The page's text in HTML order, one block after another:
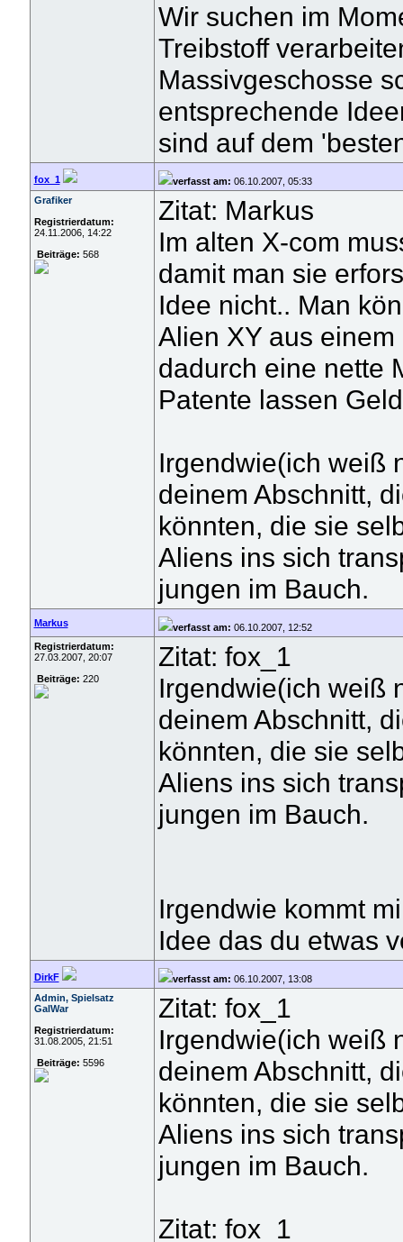
Wir suchen im
Treibstoff
Massivgeschosse
entsprechende
sind auf dem
fox_1 verfasst am: 06.10.2007, 05:33
Grafiker
Registrierdatum:
24.11.2006, 14:22
Beiträge: 568
Zitat: Markus
Im alten X-com
damit man sie
Idee nicht.. Man
Alien XY aus
dadurch eine nette
Patente lassen
Irgendwie(ich weiß
deinem Abschnitt,
könnten, die sie
Aliens ins sich
jungen im Bauch.
Markus verfasst am: 06.10.2007, 12:52
Registrierdatum:
27.03.2007, 20:07
Beiträge: 220
Zitat: fox_1
Irgendwie(ich weiß
deinem Abschnitt,
könnten, die sie
Aliens ins sich
jungen im Bauch.
Irgendwie kommt
Idee das du etwas
DirkF verfasst am: 06.10.2007, 13:08
Admin, Spielsatz
GalWar
Registrierdatum:
31.08.2005, 21:51
Beiträge: 5596
Zitat: fox_1
Irgendwie(ich weiß
deinem Abschnitt,
könnten, die sie
Aliens ins sich
jungen im Bauch.
Zitat: fox_1